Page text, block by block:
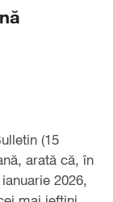
(15
arată că, în
2026,